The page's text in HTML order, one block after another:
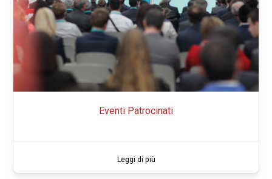
Eventi Patrocinati
Leggi di più